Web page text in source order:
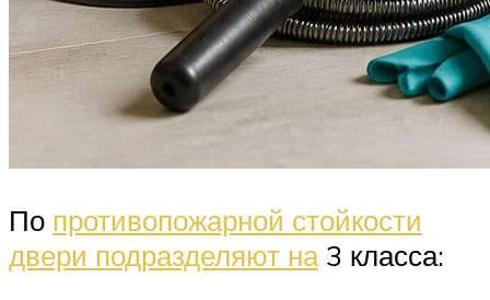
По противопожарной стойкости
двери подразделяют на3 класса: